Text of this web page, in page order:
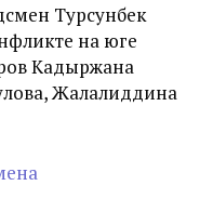
Турсунбек
на юге
Кадыржана
Жалалиддина